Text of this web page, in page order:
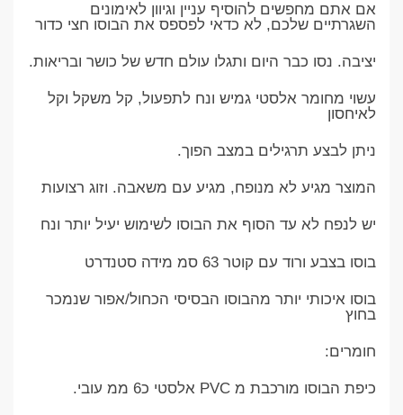
אם אתם מחפשים להוסיף עניין וגיוון לאימונים
השגרתיים שלכם, לא כדאי לפספס את הבוסו חצי כדור
יציבה. נסו כבר היום ותגלו עולם חדש של כושר ובריאות.
עשוי מחומר אלסטי גמיש ונח לתפעול, קל משקל וקל
לאיחסון
ניתן לבצע תרגילים במצב הפוך.
המוצר מגיע לא מנופח, מגיע עם משאבה. וזוג רצועות
יש לנפח לא עד הסוף את הבוסו לשימוש יעיל יותר ונח
בוסו בצבע ורוד עם קוטר 63 סמ מידה סטנדרט
בוסו איכותי יותר מהבוסו הבסיסי הכחול/אפור שנמכר
בחוץ
חומרים:
כיפת הבוסו מורכבת מ PVC אלסטי כ6 ממ עובי.